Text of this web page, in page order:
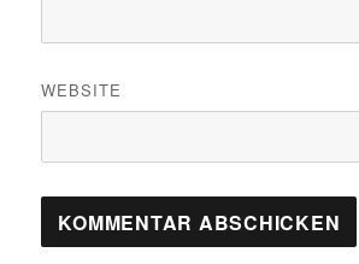
WEBSITE